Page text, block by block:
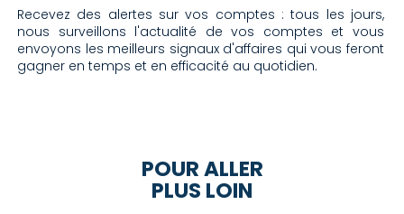
Recevez des alertes sur vos comptes : tous les jours,
nous surveillons l'actualité de vos comptes et vous
envoyons les meilleurs signaux d'affaires qui vous feront
gagner en temps et en efficacité au quotidien.
POUR ALLER
PLUS LOIN